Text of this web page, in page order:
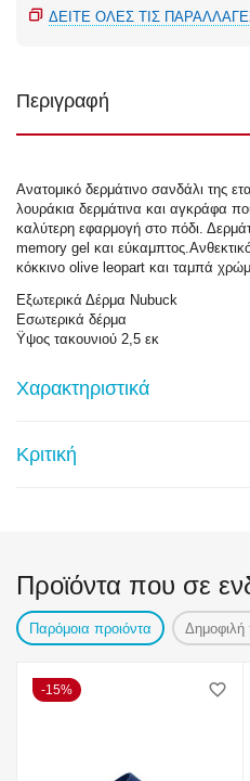
ΔΕΊΤΕ ΌΛΕΣ ΤΙΣ
Περιγραφή
Ανατομικό δερμάτινο σανδάλι της
λουράκια δερμάτινα και αγκράφα
καλύτερη εφαρμογή στο πόδι.
memory gel και
κόκκινο olive leopart και ταμπά
Εξωτερικά Δέρμα Nubuck
Εσωτερικά δέρμα
Ϋψος τακουνιού 2,5 εκ
Χαρακτηριστικά
Κριτική
Προϊόντα που σε
Παρόμοια προιόντα Δημοφιλή
15%